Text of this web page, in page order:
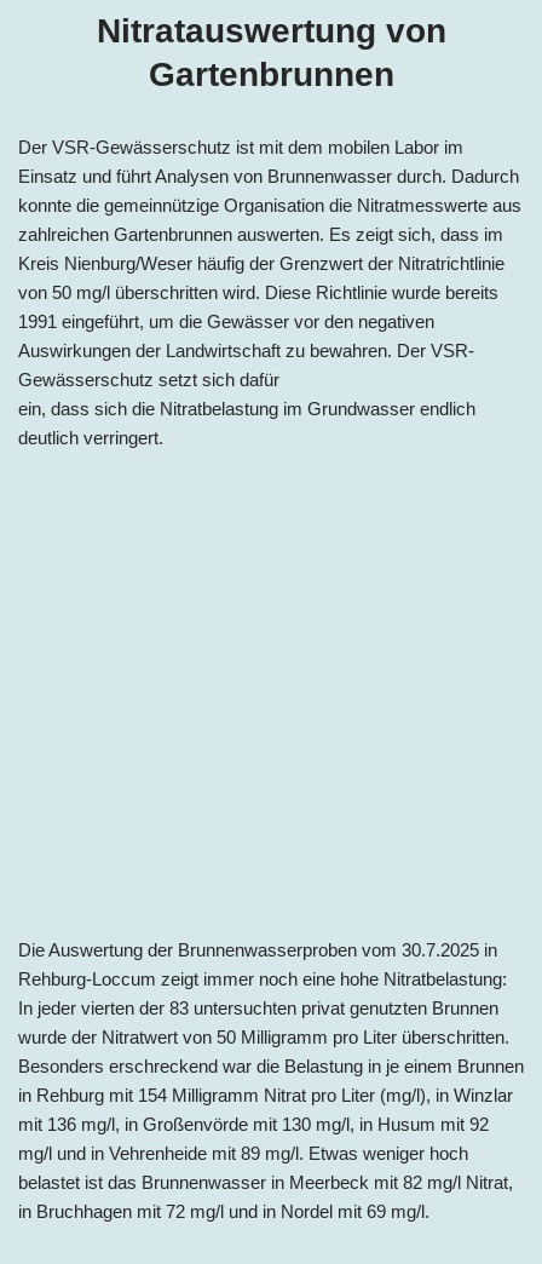
Nitratauswertung von
Gartenbrunnen
Der VSR-Gewässerschutz ist mit dem mobilen Labor im
Einsatz und führt Analysen von Brunnenwasser durch. Dadurch
konnte die gemeinnützige Organisation die Nitratmesswerte aus
zahlreichen Gartenbrunnen auswerten. Es zeigt sich, dass im
Kreis Nienburg/Weser häufig der Grenzwert der Nitratrichtlinie
von 50 mg/l überschritten wird. Diese Richtlinie wurde bereits
1991 eingeführt, um die Gewässer vor den negativen
Auswirkungen der Landwirtschaft zu bewahren. Der VSR-
Gewässerschutz setzt sich dafür
ein, dass sich die Nitratbelastung im Grundwasser endlich
deutlich verringert.
Die Auswertung der Brunnenwasserproben vom 30.7.2025 in
Rehburg-Loccum zeigt immer noch eine hohe Nitratbelastung:
In jeder vierten der 83 untersuchten privat genutzten Brunnen
wurde der Nitratwert von 50 Milligramm pro Liter überschritten.
Besonders erschreckend war die Belastung in je einem Brunnen
in Rehburg mit 154 Milligramm Nitrat pro Liter (mg/l), in Winzlar
mit 136 mg/l, in Großenvörde mit 130 mg/l, in Husum mit 92
mg/l und in Vehrenheide mit 89 mg/l. Etwas weniger hoch
belastet ist das Brunnenwasser in Meerbeck mit 82 mg/l Nitrat,
in Bruchhagen mit 72 mg/l und in Nordel mit 69 mg/l.